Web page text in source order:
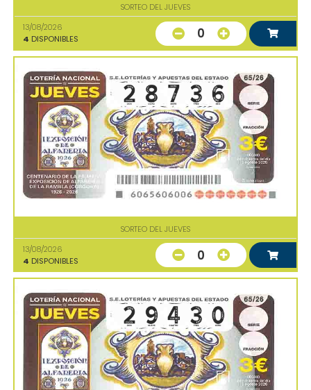
SORTEO DEL JUEVES
13/08/2026
4 DISPONIBLES 0
SORTEO DEL JUEVES
13/08/2026
4 DISPONIBLES 0